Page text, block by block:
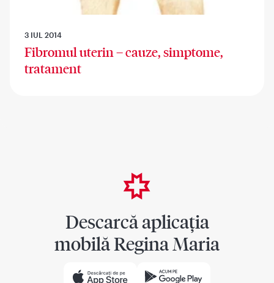
3 IUL 2014
Fibromul uterin – cauze, simptome,
tratament
Descarcă aplicația
mobilă Regina Maria